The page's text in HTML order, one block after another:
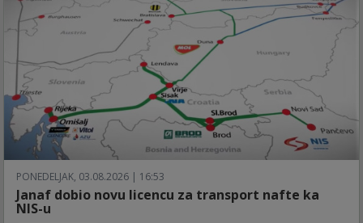
PONEDELJAK, 03.08.2026 | 16:53
Janaf dobio novu licencu za transport nafte ka
NIS-u